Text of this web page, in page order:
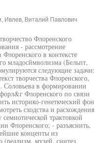
Ивлев, Виталий Павлович
работы Флоренского не затрагиваются. Следует упомянуть и диссертацию на соискание степени кандидата богословия, связующую, судя по названию, богословие и эстетику Флоренского: Вишневский П.С. Богословско-эстетические воззрения священника Павла Флоренского. Загорск, 1981 (рукопись хранится в библиотеке МДЛ; н^м не доступна). Несколько богословских диссертаций о Флоренском созданы в Санкт-Петербургской Д>'ховной Академии и хранятся в ее библиотеке.Лингвистические воззрения Флоренского, занимающие исключительное положение в его эстетике, рассматривались Аверикцевым (1973), Вяч. Вс.Ивановым (1988; 1990), Б. Феррари (1987), Н. Бонецкой (1988), Саззеду 8. (1988), СЬетуак Г. (1988), в новейшее время - Н. Безлепкккым (2001), чей сводко-компилятивкый труд под названием «Философия языка в России» уделяет Флоренскому тридцать страниц. Наибольшее методологическое значение, пожалуй, имеет статья С. Аверинцева, вскрывающая в научном дискурсе Флоренского художественные элементы и побуждающая применять Почепцов Г. Русская семиотика. М., 2000. Гл. 3. раздел 3 Религиозный подход: П. Флоренский. 219-240. к нему вообще и к лингвистическим выкладкам, в частности, эмпатические критерии.Понятно, что значение эстетики в наследии Флоренского таково, что говорить о сколько-нибудь адекватном понимании его «философскоэстетйческого Органона» {К.Г. Исупов) на основе только «философских», «богословских» и «научных» исследований, помимо эстетической концепции, - значит заниматься заведомо обреченным делом; да и, по справедливому замечанию Я. Дубейковской, «вся философия Флоренского является по преимуществу эстетической»^. Но даже понятия «эстетического» самого по себе не достаточно. Имеются «весьма веские основания считать ПЛ. Флоренского символистом» (А.. Казарян), т.е., так или иначе, причислять его к важнейшему литерат}фно-художественному направлению Серебряного века.Еще Г. Флоровекий сделал наблюдение о «единстве лирического опыта» Белого и Флоренского (РС, 362). Хоружий в статье «Рисунок судьбы» утверждает: «Вместе с Вяч. Ивановым, вместе с Андреем Белым Флоренский прочно принадлежит философскому крылу символизма»^. Также К.Г. Исупов говорит: «Общение с символистами имело для Флоренского кардинальное значение» (РС, 15). В этом направлении выполнены работы Лены Силард (1987) и В. Пйскунова (1988) о Белом и Флоренском (последний автор акцентирует не только сходства, но и различия двух мыслителей), А. Шишкина об Иванове и Флоренском (1988) и др.Достаточно внимания уделял Флоренский и литературной критике.Здесь нашли применение - а иногда и эксклюзивное обоснование и разработку - многие теоретические концепты, такие хкак 'сихмвол', 'лик / лицо / личина / личность', 'онтологизм', 'мнимость', 'иллюзия' и др. Эта сторона наследия Флоренского - в особенности литературная критика - наименее изучены даже в исследованиях «эстетического» уклона. Между тем высказывания ^ Дубейковская Я. Онтологические основания эстетики П.А. Флоренского.АКД. Екатеринбург, 1995. 7. ^ P.A. Fîorenskij е 1а cultura délia sua época. Atti del Convegno intemazionaîe Università degli Studi di Bergamo 10-14 gennaio 1988. Marburg, 1995. 52.Флоренского о литературе всегда представляли большой интерес; выходила даже отдельная подборка его мнений''. Что потребность в их описании назрела, свидетельствует хотя бы тот факт, что акад. Ю.С. Степанов вынужден в своих «Константах» ссьшаться на рукопись комментария к «Антонию романа и Антонию предания», созданному одним из его учеников, поскольку какие-либо печатные работы на эту тему отсутствуют . В настоящей работе сделана попытка восполнить, насколько это удастся, данный пробел. А именно, вторая глава работы - «ПЛ. Флоренский как литературный критик» посвящена рассмотрению «практического литературоведения» Флоренского. хАкцент сделан, помимо интерпретирующего изложения самих работ (его не следует смешивать с «реферированием»!), на иктертекстуальном пар